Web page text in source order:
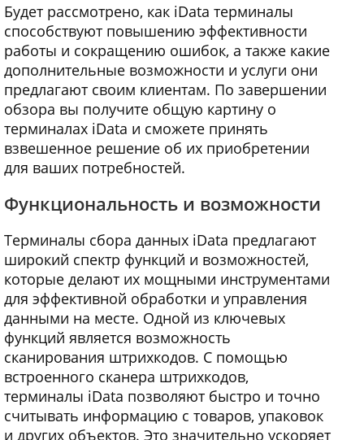
Будет рассмотрено, как iData терминалы
способствуют повышению эффективности
работы и сокращению ошибок, а также какие
дополнительные возможности и услуги они
предлагают своим клиентам. По завершении
обзора вы получите общую картину о
терминалах iData и сможете принять
взвешенное решение об их приобретении
для ваших потребностей.
Функциональность и возможности
Терминалы сбора данных iData предлагают
широкий спектр функций и возможностей,
которые делают их мощными инструментами
для эффективной обработки и управления
данными на месте. Одной из ключевых
функций является возможность
сканирования штрихкодов. С помощью
встроенного сканера штрихкодов,
терминалы iData позволяют быстро и точно
считывать информацию с товаров, упаковок
и других объектов. Это значительно ускоряет